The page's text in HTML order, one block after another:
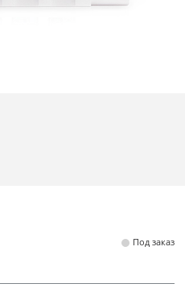
Под заказ